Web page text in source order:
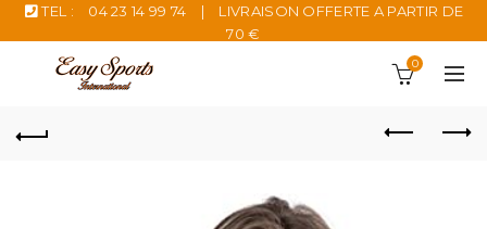
TEL : 04 23 14 99 74 |
LIVRAISON OFFERTE A PARTIR DE
70 €
0